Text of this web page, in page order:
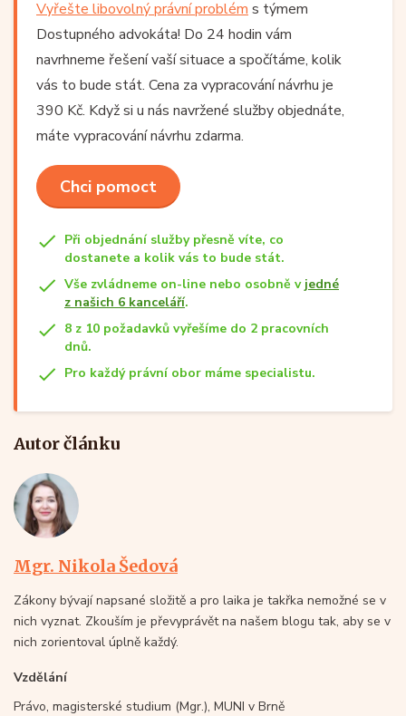
Vyřešte libovolný právní problém s týmem
Dostupného advokáta! Do 24 hodin vám
navrhneme řešení vaší situace a spočítáme, kolik
vás to bude stát. Cena za vypracování návrhu je
390 Kč. Když si u nás navržené služby objednáte,
máte vypracování návrhu zdarma.
Chci pomoct
Při objednání služby přesně víte, co
dostanete a kolik vás to bude stát.
Vše zvládneme on-line nebo osobně v jedné
z našich 6 kanceláří.
8 z 10 požadavků vyřešíme do 2 pracovních
dnů.
Pro každý právní obor máme specialistu.
Autor článku
Mgr. Nikola Šedová
Zákony bývají napsané složitě a pro laika je takřka nemožné se v
nich vyznat. Zkouším je převyprávět na našem blogu tak, aby se v
nich zorientoval úplně každý.
Vzdělání
Právo, magisterské studium (Mgr.), MUNI v Brně